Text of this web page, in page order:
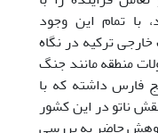
با تمام این وجود
ترکیه در نگاه
منطقه مانند جنگ
فارس داشته که با
ناتو در این کشور